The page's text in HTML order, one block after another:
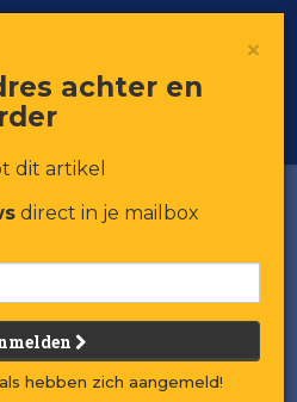
Toggle
×
achter en
dit artikel
direct in je mailbox
hebben zich aangemeld!